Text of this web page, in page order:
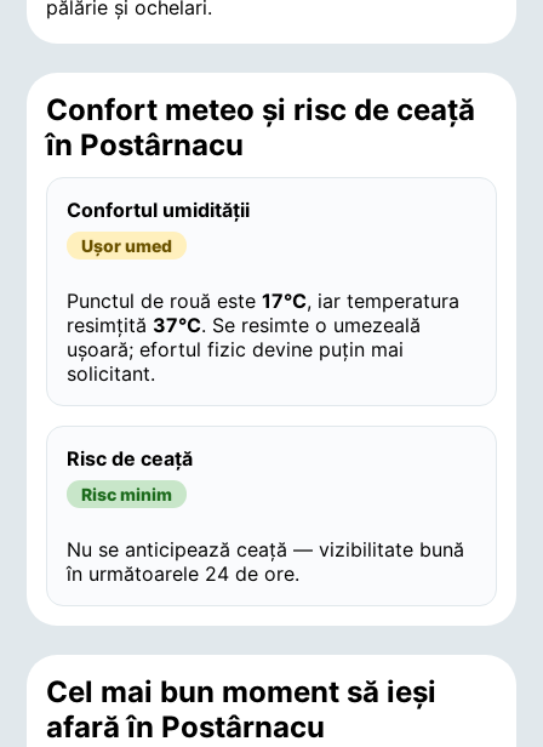
pălărie și ochelari.
Confort meteo și risc de ceață
în Postârnacu
Confortul umidității
Ușor umed
Punctul de rouă este17°C, iar temperatura
resimțită 37°C. Se resimte o umezeală
ușoară; efortul fizic devine puțin mai
solicitant.
Risc de ceață
Risc minim
Nu se anticipează ceață — vizibilitate bună
în următoarele 24 de ore.
Cel mai bun moment să ieși
afară în Postârnacu